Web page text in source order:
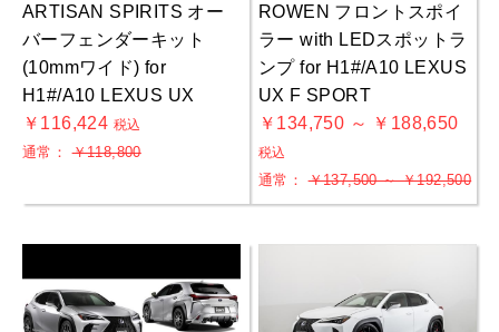
ARTISAN SPIRITS オー
バーフェンダーキット
(10mmワイド) for
H1#/A10 LEXUS UX
￥116,424 税込
通常：￥118,800
ROWEN フロントスポイ
ラー with LEDスポットラ
ンプ for H1#/A10 LEXUS
UX F SPORT
￥134,750 ～ ￥188,650
税込
通常：￥137,500 ～ ￥192,500